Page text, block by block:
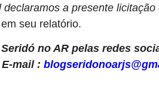
a presente licitação
seu relatório.
no AR pelas redes
mail :